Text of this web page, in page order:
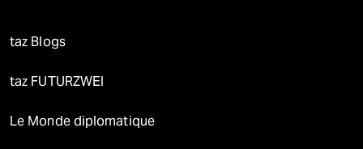
taz Blogs
taz FUTURZWEI
Le Monde diplomatique